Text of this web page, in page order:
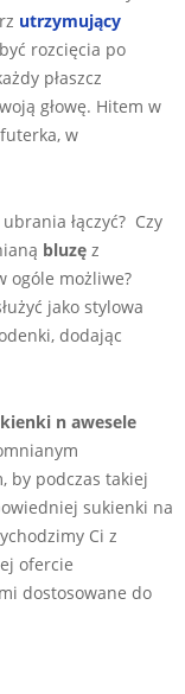
utrzymujący
rozcięcia po
płaszcz
głowę. Hitem w
w
łączyć? Czy
bluzę z
ogóle możliwe?
jako stylowa
dodając
n awesele
by podczas takiej
sukienki na
Ci z
ofercie
dostosowane do